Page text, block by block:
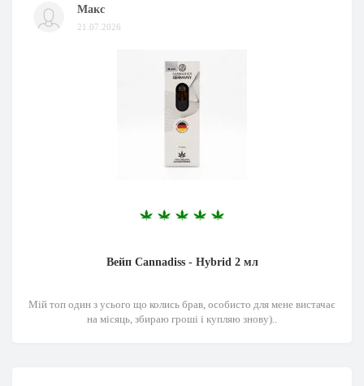
Макс
21.07.2026
Вейп Cannadiss - Hybrid 2 мл
Мій топ один з усього що колись брав, особисто для мене вистачає
на місяць, збираю гроші і купляю знову)..